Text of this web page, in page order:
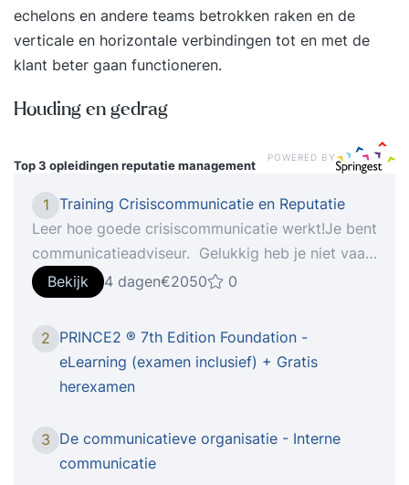
echelons en andere teams betrokken raken en de
verticale en horizontale verbindingen tot en met de
klant beter gaan functioneren.
Houding en gedrag
Top 3 opleidingenreputatie management
POWERED BY
1 Training Crisiscommunicatie en Reputatie
Leer hoe goede crisiscommunicatie werkt!Je bent
communicatieadviseur. Gelukkig heb je niet vaak
te maken met een crisis. Maar 1 ding weet je
zeker je krijgt een keer te maken met een crisis
crisis is dan staan er altijd reputaties op het
spel.Het programma is intensief, compact en
communicatieprofessional helpen in de acute
fase. Hoe maak je onder druk een
Bekijk 4 dagen€2050 0
2 PRINCE2 ® 7th Edition Foundation -
eLearning (examen inclusief) + Gratis
herexamen
3 De communicatieve organisatie - Interne
communicatie